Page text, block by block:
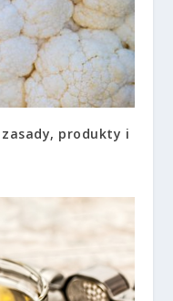
produkty i